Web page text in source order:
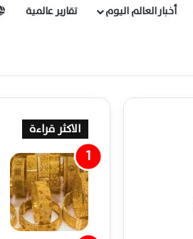
أخبار العالم اليوم تقارير عالمية
الاكثر قراءة